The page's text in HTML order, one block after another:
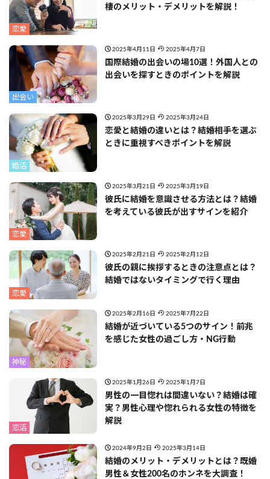
恋愛
棲のメリット・デメリットを解説！
出会い
2025年4月11日 2025年4月7日
国際結婚の出会いの場10選！外国人との
出会いを探すときのポイントを解説
婚活
2025年3月29日 2025年3月24日
恋愛と結婚の違いとは？結婚相手を選ぶ
ときに重視すべきポイントを解説
恋愛
2025年3月21日 2025年3月19日
彼氏に結婚を意識させる方法とは？結婚
を考えている彼氏が出すサインを紹介
恋愛
2025年2月21日 2025年2月12日
彼氏の親に挨拶するときの注意点とは？
結婚ではないタイミングで行く理由
神秘
2025年2月16日 2025年7月22日
結婚が近づいている5つのサイン！前兆
を感じた女性の過ごし方・NG行動
恋活
2025年1月26日 2025年1月7日
男性の一目惚れは間違いない？結婚は確
実？男性心理や惚れられる女性の特徴を
解説
2024年9月2日 2025年3月14日
結婚のメリット・デメリットとは？既婚
男性＆女性200名のホンネを大調査！